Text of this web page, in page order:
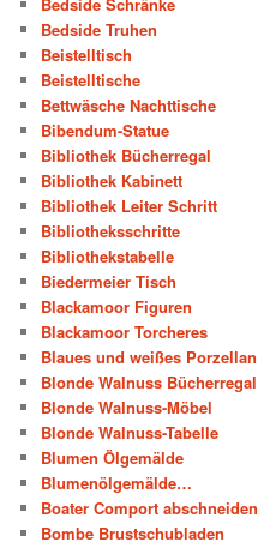
Bedside Truhen
Beistelltisch
Beistelltische
Bettwäsche Nachttische
Bibendum-Statue
Bibliothek Bücherregal
Bibliothek Kabinett
Bibliothek Leiter Schritt
Bibliotheksschritte
Bibliothekstabelle
Biedermeier Tisch
Blackamoor Figuren
Blackamoor Torcheres
Blaues und weißes Porzellan
Blonde Walnuss Bücherregal
Blonde Walnuss-Möbel
Blonde Walnuss-Tabelle
Blumen Ölgemälde
Blumenölgemälde…
Boater Comport abschneiden
Bombe Brustschubladen